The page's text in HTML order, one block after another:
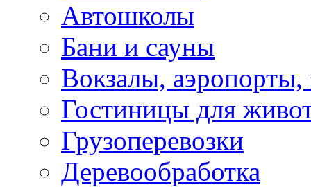
Автошколы
Бани и сауны
Вокзалы,
Гостиницы для
Грузоперевозки
Деревообработка